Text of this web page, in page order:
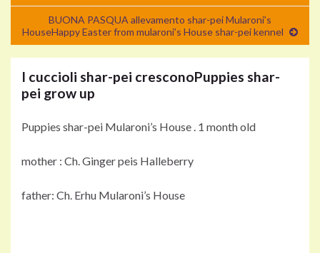
BUONA PASQUA allevamento shar-pei Mularoni’s
HouseHappy Easter from mularoni’s House shar-pei kennel
I cuccioli shar-pei cresconoPuppies shar-
pei grow up
Puppies shar-pei Mularoni’s House . 1 month old
mother : Ch. Ginger peis Halleberry
father: Ch. Erhu Mularoni’s House